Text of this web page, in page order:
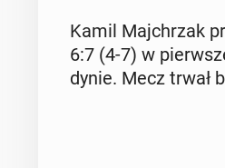
Kamil Maj­chrzak
6:7 (4-7) w
dy­nie. Mecz trwał